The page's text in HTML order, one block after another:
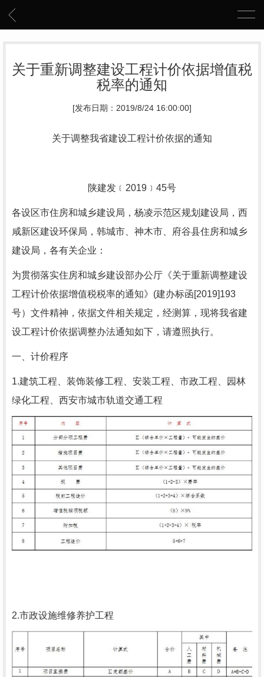
关于重新调整建设工程计价依据增值税
税率的通知
[发布日期：2019/8/24 16:00:00]
关于调整我省建设工程计价依据的通知
陕建发﹝2019﹞45号
各设区市住房和城乡建设局，杨凌示范区规划建设局，西
咸新区建设环保局，韩城市、神木市、府谷县住房和城乡
建设局，各有关企业：
为贯彻落实住房和城乡建设部办公厅《关于重新调整建设
工程计价依据增值税税率的通知》(建办标函[2019]193
号）文件精神，依据文件相关规定，经测算，现将我省建
设工程计价依据调整办法通知如下，请遵照执行。
一、计价程序
1.建筑工程、装饰装修工程、安装工程、市政工程、园林
绿化工程、西安市城市轨道交通工程
2.市政设施维修养护工程